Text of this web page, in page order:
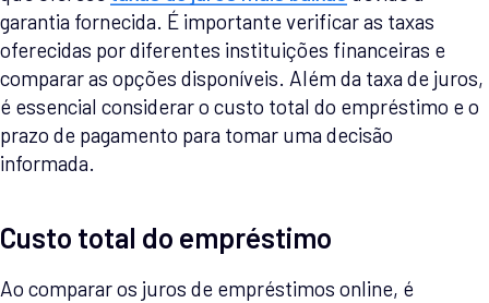
garantia fornecida. É importante verificar as taxas
oferecidas por diferentes instituições financeiras e
comparar as opções disponíveis. Além da taxa de juros,
é essencial considerar o custo total do empréstimo e o
prazo de pagamento para tomar uma decisão
informada.
Custo total do empréstimo
Ao comparar os juros de empréstimos online, é